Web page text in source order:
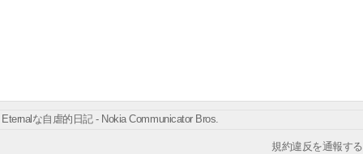
Eternalな自虐的日記 - Nokia Communicator Bros.
規約違反を通報する